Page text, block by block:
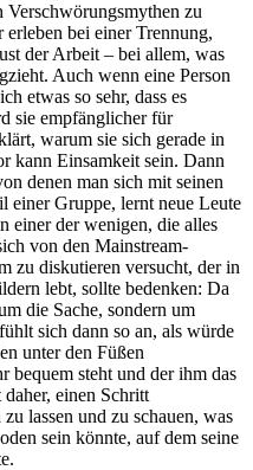
zu
bei einer Trennung,
der Arbeit – bei allem, was
Auch wenn eine Person
etwas so sehr, dass es
sie empfänglicher für
warum sie sich gerade in
kann Einsamkeit sein. Dann
denen man sich mit seinen
einer Gruppe, lernt neue Leute
einer der wenigen, die alles
von den Mainstream-
zu diskutieren versucht, der in
lebt, sollte bedenken: Da
die Sache, sondern um
sich dann so an, als würde
unter den Füßen
bequem steht und der ihm das
einen Schritt
lassen und zu schauen, was
sein könnte, auf dem seine